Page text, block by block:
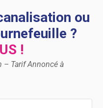
ou
?
!
– Tarif Annoncé à